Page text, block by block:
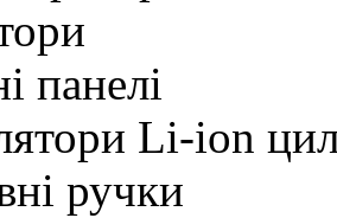
панелі
Li-ion
ручки